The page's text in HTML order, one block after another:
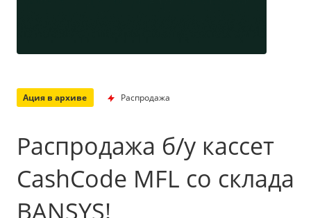
Ация в архиве Распродажа
Распродажа б/у кассет
CashCode MFL со склада
BANSYS!